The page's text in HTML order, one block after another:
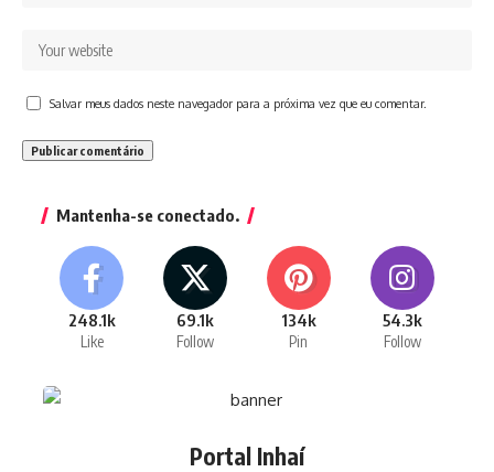
Salvar meus dados neste navegador para a próxima vez que eu comentar.
Mantenha-se conectado.
248.1k
Like
69.1k
Follow
134k
Pin
54.3k
Follow
Portal Inhaí